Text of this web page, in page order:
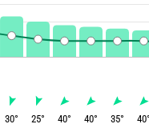
30° 25° 40° 40° 35° 40